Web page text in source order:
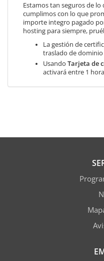
Estamos tan seguros de
cumplimos con lo que
importe integro pagado
hosting para siempre,
La gestión de
traslado de
Usando Tarjeta de
activará entre 1